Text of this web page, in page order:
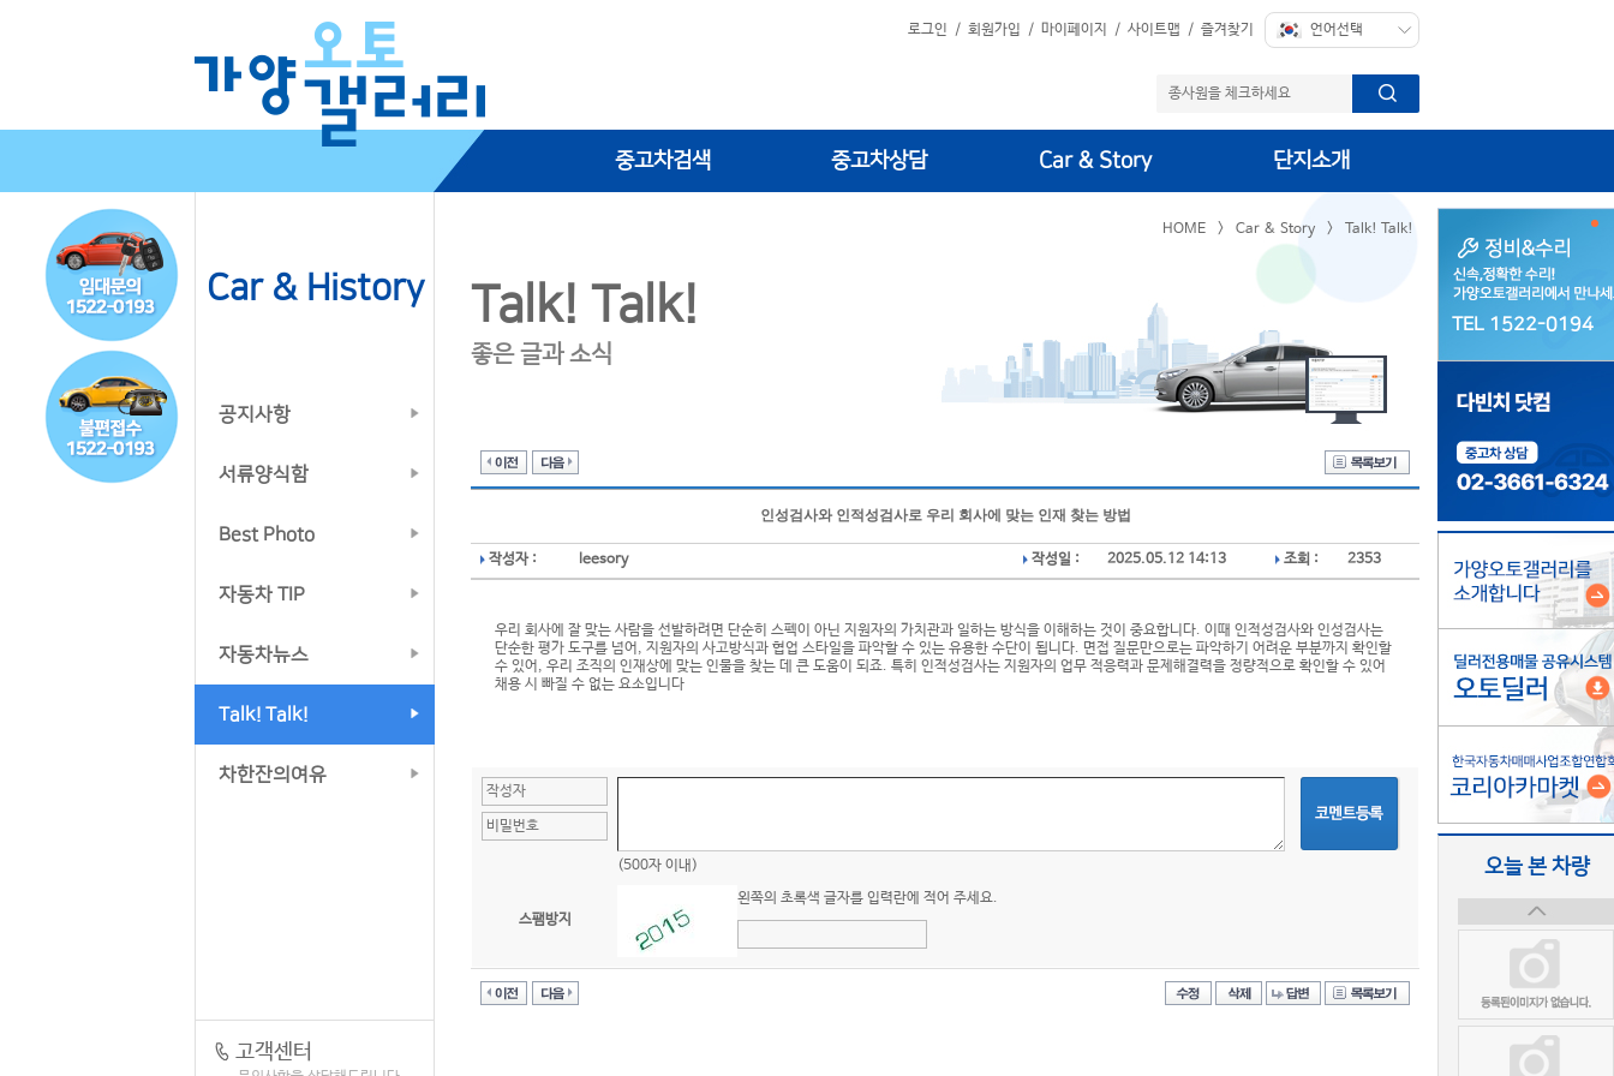
로그인 / 회원가입 / 마이페이지 / 사이트맵 / 즐겨찾기
중고차검색 중고차상담 Car & Story 단지소개
Car & History
공지사항
서류양식함
Best Photo
자동차 TIP
자동차뉴스
Talk! Talk!
차한잔의여유
HOME > Car & Story > Talk! Talk!
Talk! Talk!
좋은 글과 소식
인성검사와 인적성검사로 우리 회사에 맞는 인재 찾는 방법
작성자 : leesory 작성일 : 2025.05.12 14:13 조회 : 2353
우리 회사에 잘 맞는 사람을 선발하려면 단순히 스펙이 아닌 지원자의 가치관과 일하는 방식을 이해하는 것이 중요합니다. 이때 인적성검사와 인성검사는
단순한 평가 도구를 넘어, 지원자의 사고방식과 협업 스타일을 파악할 수 있는 유용한 수단이 됩니다. 면접 질문만으로는 파악하기 어려운 부분까지 확인할
수 있어, 우리 조직의 인재상에 맞는 인물을 찾는 데 큰 도움이 되죠. 특히 인적성검사는 지원자의 업무 적응력과 문제해결력을 정량적으로 확인할 수 있어
채용 시 빠질 수 없는 요소입니다
(500자 이내)
스팸방지
왼쪽의 초록색 글자를 입력란에 적어 주세요.
TEL 1522-0194
오늘 본 차량
고객센터